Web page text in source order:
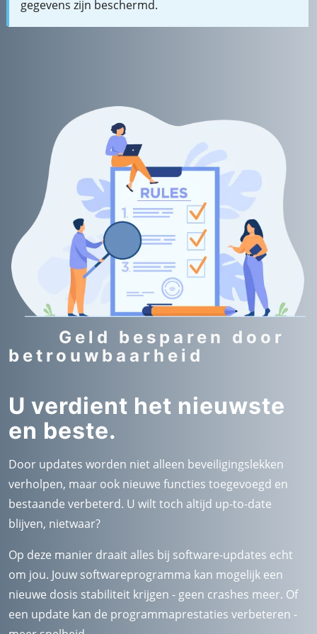
gegevens zijn beschermd.
Geld besparen door
betrouwbaarheid
U verdient het nieuwste
en beste.
Door updates worden niet alleen beveiligingslekken
verholpen, maar ook nieuwe functies toegevoegd en
bestaande verbeterd. U wilt toch altijd up-to-date
blijven, nietwaar?
Op deze manier draait alles bij software-updates echt
om jou. Jouw softwareprogramma kan mogelijk een
nieuwe dosis stabiliteit krijgen - geen crashes meer. Of
een update kan de programmaprestaties verbeteren -